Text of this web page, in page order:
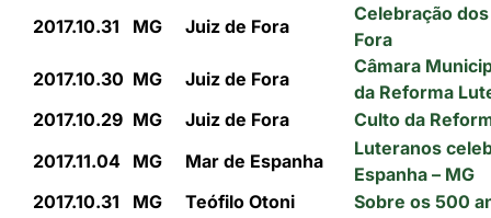
2017.10.31
MG Juiz de Fora
Celebração
Fora
2017.10.30 MG Juiz de Fora
Câmara
da Reforma
2017.10.29 MG Juiz de Fora
Culto da
2017.11.04 MG Mar de Espanha
Luteranos
Espanha – MG
2017.10.31
MG Teófilo Otoni
Sobre os 500